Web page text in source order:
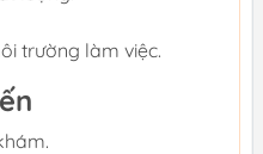
trường làm việc.